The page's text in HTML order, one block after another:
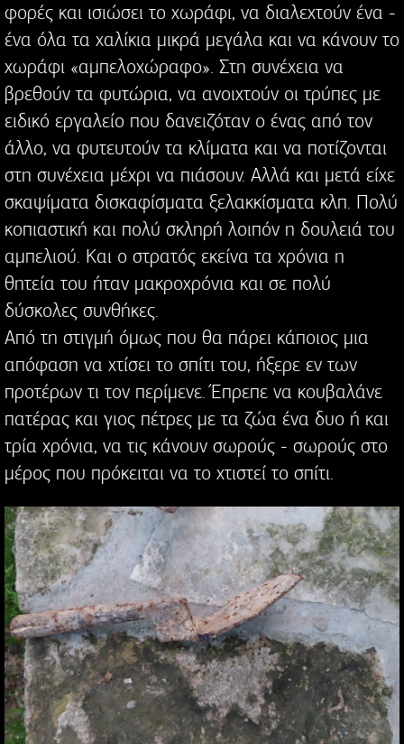
φορές και ισιώσει το χωράφι, να διαλεχτούν ένα -
ένα όλα τα χαλίκια μικρά μεγάλα και να κάνουν το
χωράφι «αμπελοχώραφο». Στη συνέχεια να
βρεθούν τα φυτώρια, να ανοιχτούν οι τρύπες με
ειδικό εργαλείο που δανειζόταν ο ένας από τον
άλλο, να φυτευτούν τα κλίματα και να ποτίζονται
στη συνέχεια μέχρι να πιάσουν. Αλλά και μετά είχε
σκαψίματα δισκαφίσματα ξελακκίσματα κλπ. Πολύ
κοπιαστική και πολύ σκληρή λοιπόν η δουλειά του
αμπελιού. Και ο στρατός εκείνα τα χρόνια η
θητεία του ήταν μακροχρόνια και σε πολύ
δύσκολες συνθήκες.
Από τη στιγμή όμως που θα πάρει κάποιος μια
απόφαση να χτίσει το σπίτι του, ήξερε εν των
προτέρων τι τον περίμενε. Έπρεπε να κουβαλάνε
πατέρας και γιος πέτρες με τα ζώα ένα δυο ή και
τρία χρόνια, να τις κάνουν σωρούς - σωρούς στο
μέρος που πρόκειται να το χτιστεί το σπίτι.